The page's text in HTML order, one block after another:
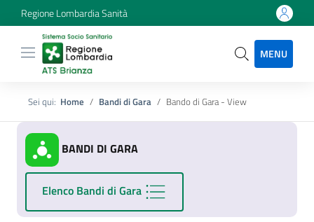
Regione Lombardia Sanità
MENU
Sei qui: Home Bandi di Gara Bando di Gara - View
BANDI DI GARA
Elenco Bandi di Gara